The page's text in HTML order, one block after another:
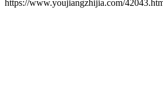
https://www.youjiangzhijia.com/